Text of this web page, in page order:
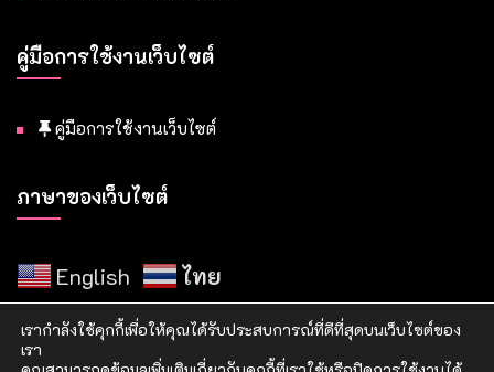
คู่มือการใช้งานเว็บไซต์
คู่มือการใช้งานเว็บไซต์
ภาษาของเว็บไซต์
English ไทย
เรากำลังใช้คุกกี้เพื่อให้คุณได้รับประสบการณ์ที่ดีที่สุดบนเว็บไซต์ของ
เรา